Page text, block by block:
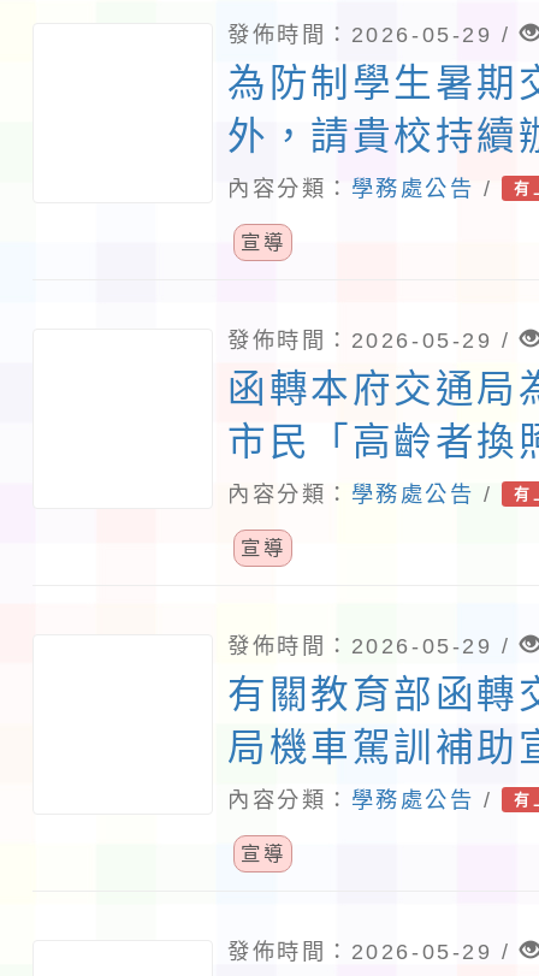
發佈時間：2026-05-29 /
為防制學生暑期
外，請貴校持續
通安全教育教學
查照。
內容分類： 學務處公告 / 有
宣導
發佈時間：2026-05-29 /
函轉本府交通局
市民「高齡者換
交通安全觀念一
協助向家長擴大
內容分類： 學務處公告 / 有
宣導
發佈時間：2026-05-29 /
有關教育部函轉
局機車駕訓補助
(中文及多國語
請貴校協助宣導
內容分類： 學務處公告 / 有
宣導
發佈時間：2026-05-29 /